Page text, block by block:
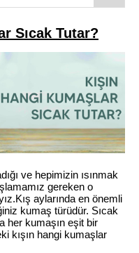
Sıcak Tutar?
ve hepimizin ısınmak
gereken o
aylarında en önemli
kumaş türüdür. Sıcak
her kumaşın eşit bir
kışın hangi kumaşlar